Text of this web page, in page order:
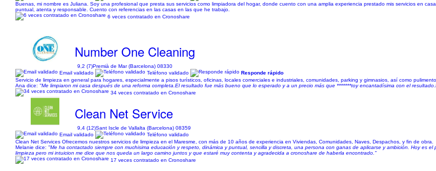
Buenas, mi nombre es Juliana. Soy una profesional que presta sus servicios como limpiadora del hogar, donde cuento con una amplia experiencia prestado mis servicios en
puntual, atenta y responsable. Cuento con referencias en las casas en las que he trabajo.
6 veces contratado en Cronoshare
Number One Cleaning
9,2 (7)Premià de Mar (Barcelona) 08330
Email validado
Teléfono validado
Responde rápido
Servicio de limpieza en general para hogares, especialmente a pisos turísticos, oficinas, locales comerciales e industriales, comunidades, parking y gimnasios, así como
Ana dice: "Me limpiaron mi casa después de una reforma completa.El resultado fue más bueno que lo esperado y a un precio más que *******toy encantadísima con el
34 veces contratado en Cronoshare
Clean Net Service
9,4 (12)Sant Iscle de Vallalta (Barcelona) 08359
Email validado
Teléfono validado
Clean Net Services Ofrecemos nuestros servicios de limpieza en el Maresme, con más de 10 años de experiencia en Viviendas, Comunidades, Naves, Despachos, y fin de obra.
Melanie dice: "Me ha contactado siempre con muchisima educación y respeto, dinámica y puntual, sencilla y discreta, una persona con ganas de aplicarse y ambición. Hoy es
limpieza pero mi intuicion me dice que nos queda un largo camino juntos y que estaré muy contenta y agradecida a cronoshare de haberla encontrado."
17 veces contratado en Cronoshare